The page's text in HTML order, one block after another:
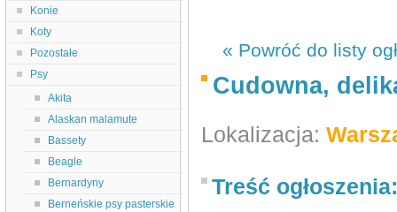
Konie
Koty
Pozostałe
Psy
Akita
Alaskan malamute
Bassety
Beagle
Bernardyny
Berneńskie psy pasterskie
« Powróć do listy
Cudowna,
Lokalizacja:
Treść ogłoszenia: